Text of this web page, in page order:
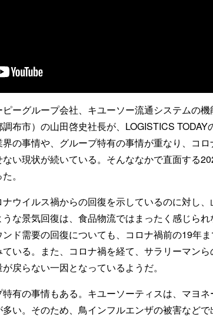
ーグループ会社、キユーソー流通システムの機
布市）の山田啓史社長が、LOGISTICS TODAY
の事情や、グループ特有の事情が重なり、コロ
い現状が続いている。そんななかで直面する
。
ウイルス禍からの回復を示しているのに対し、
な景気回復は、食品物流ではまったく感じられ
ド需要の回復についても、コロナ禍前の19年
いる。また、コロナ禍を経て、サラリーマンら
戻らない一因となっているようだ。
有の事情もある。キユーソーティスは、マヨネ
い。そのため、鳥インフルエンザの被害などで